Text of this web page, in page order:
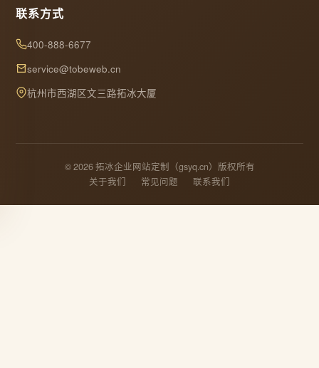
联系方式
400-888-6677
service@tobeweb.cn
杭州市西湖区文三路拓冰大厦
© 2026 拓冰企业网站定制（gsyq.cn）版权所有
关于我们
常见问题 联系我们